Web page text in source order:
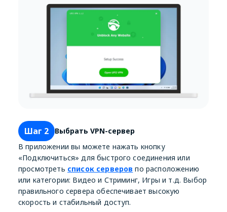
Шаг 2
Выбрать VPN-сервер
В приложении вы можете нажать кнопку
«Подключиться» для быстрого соединения или
просмотреть список серверов по расположению
или категории: Видео и Стриминг, Игры и т.д. Выбор
правильного сервера обеспечивает высокую
скорость и стабильный доступ.